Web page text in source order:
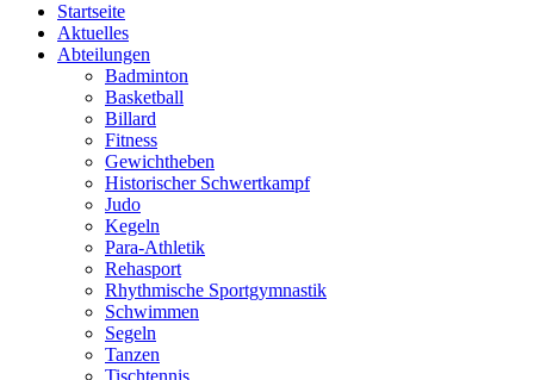
Startseite
Aktuelles
Abteilungen
Badminton
Basketball
Billard
Fitness
Gewichtheben
Historischer Schwertkampf
Judo
Kegeln
Para-Athletik
Rehasport
Rhythmische Sportgymnastik
Schwimmen
Segeln
Tanzen
Tischtennis